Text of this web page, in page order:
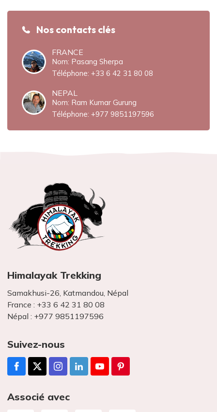
Nos contacts clés
FRANCE
Nom: Pasang Sherpa
Téléphone: +33 6 42 31 80 08‬
NEPAL
Nom: Ram Kumar Gurung
Téléphone: +977 9851197596
Himalayak Trekking
Samakhusi-26, Katmandou, Népal
France : +33 6 42 31 80 08
Népal : +977 9851197596
Suivez-nous
Associé avec